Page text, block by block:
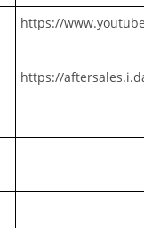
https://
https://